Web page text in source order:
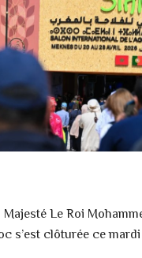
Le Roi
s’est clôturée ce